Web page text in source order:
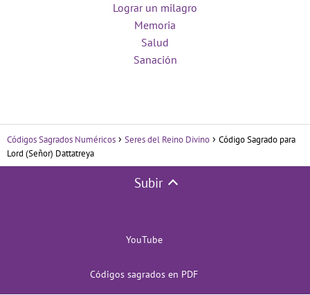
Lograr un milagro
Memoria
Salud
Sanación
Códigos Sagrados Numéricos Seres del Reino Divino
Código Sagrado para
Lord (Señor) Dattatreya
Subir
YouTube
Códigos sagrados en PDF